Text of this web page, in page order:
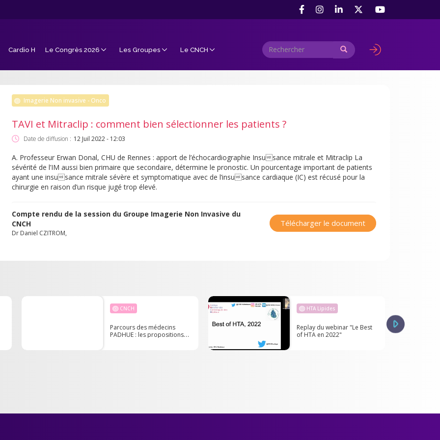
User
account
Cardio H Le Congrès 2026 Les Groupes Le CNCH Rechercher Rechercher
Imagerie Non invasive - Onco
TAVI et Mitraclip : comment bien sélectionner les patients ?
Date de diffusion : 12 Juil 2022 - 12:03
A. Professeur Erwan Donal, CHU de Rennes : apport de l’échocardiographie Insusance mitrale et Mitraclip La
sévérité de l’IM aussi bien primaire que secondaire, détermine le pronostic. Un pourcentage important de patients
ayant une insusance mitrale sévère et symptomatique avec de l’insusance cardiaque (IC) est récusé pour la
chirurgie en raison d’un risque jugé trop élevé.
Compte rendu de la session du Groupe Imagerie Non Invasive du
CNCH
Dr Daniel CZITROM,
Télécharger le document
CNCH
Parcours des médecins
PADHUE : les propositions
HTA Lipides
Replay du webinar "Le Best
of HTA en 2022"